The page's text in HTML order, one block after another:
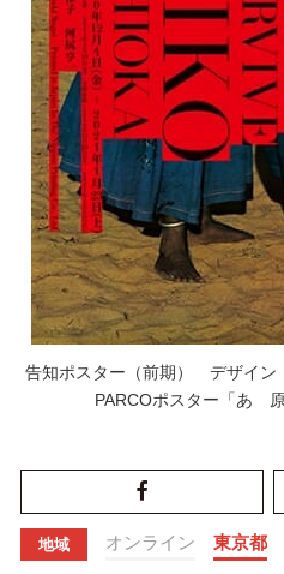
告知ポスター（前期） デザイ
PARCOポスター「あゝ
地域 オンライン 東京都